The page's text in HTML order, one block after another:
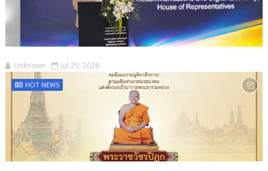
Unknown Jul 25, 2026
HOT NEWS